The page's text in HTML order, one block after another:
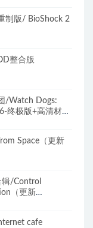
制版/ BioShock 2
整合版
/Watch Dogs:
终极版+高清材质
Space（更新
/Control
（更新
cafe